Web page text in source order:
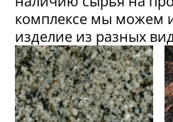
комплексе мы можем
изделие из разных